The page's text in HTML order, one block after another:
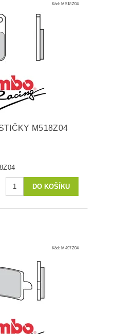
Kód:M518Z04
M518Z04
Kód:M497Z04